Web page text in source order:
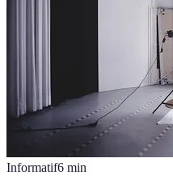
Informatif6 min